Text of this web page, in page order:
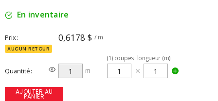
En inventaire
Prix 0,6178 $ / m
AUCUN RETOUR
Quantité m
(1) coupes longueur (m)
AJOUTER AU
PANIER